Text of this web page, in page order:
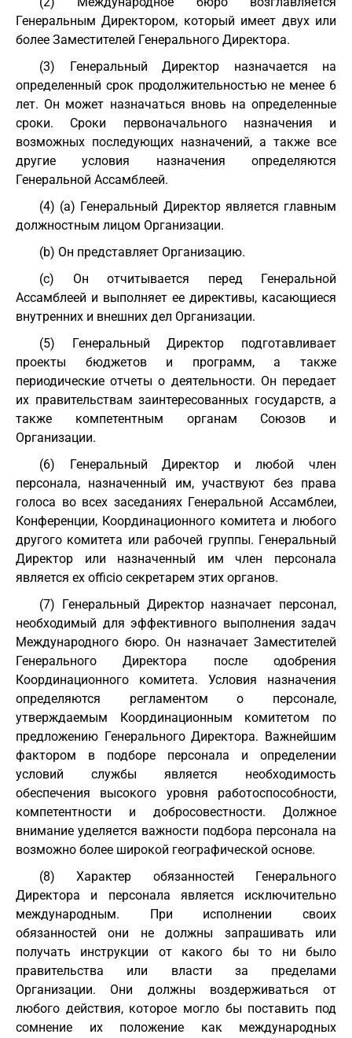
Генеральным Директором, который имеет двух или
более Заместителей Генерального Директора.
(3) Генеральный Директор назначается на
определенный срок продолжительностью не менее 6
лет. Он может назначаться вновь на определенные
сроки. Сроки первоначального назначения и
возможных последующих назначений, а также все
другие условия назначения определяются
Генеральной Ассамблеей.
(4) (a) Генеральный Директор является главным
должностным лицом Организации.
(b) Он представляет Организацию.
(c) Он отчитывается перед Генеральной
Ассамблеей и выполняет ее директивы, касающиеся
внутренних и внешних дел Организации.
(5) Генеральный Директор подготавливает
проекты бюджетов и программ, а также
периодические отчеты о деятельности. Он передает
их правительствам заинтересованных государств, а
также компетентным органам Союзов и
Организации.
(6) Генеральный Директор и любой член
персонала, назначенный им, участвуют без права
голоса во всех заседаниях Генеральной Ассамблеи,
Конференции, Координационного комитета и любого
другого комитета или рабочей группы. Генеральный
Директор или назначенный им член персонала
является ex officio секретарем этих органов.
(7) Генеральный Директор назначает персонал,
необходимый для эффективного выполнения задач
Международного бюро. Он назначает Заместителей
Генерального Директора после одобрения
Координационного комитета. Условия назначения
определяются регламентом о персонале,
утверждаемым Координационным комитетом по
предложению Генерального Директора. Важнейшим
фактором в подборе персонала и определении
условий службы является необходимость
обеспечения высокого уровня работоспособности,
компетентности и добросовестности. Должное
внимание уделяется важности подбора персонала на
возможно более широкой географической основе.
(8) Характер обязанностей Генерального
Директора и персонала является исключительно
международным. При исполнении своих
обязанностей они не должны запрашивать или
получать инструкции от какого бы то ни было
правительства или власти за пределами
Организации. Они должны воздерживаться от
любого действия, которое могло бы поставить под
сомнение их положение как международных